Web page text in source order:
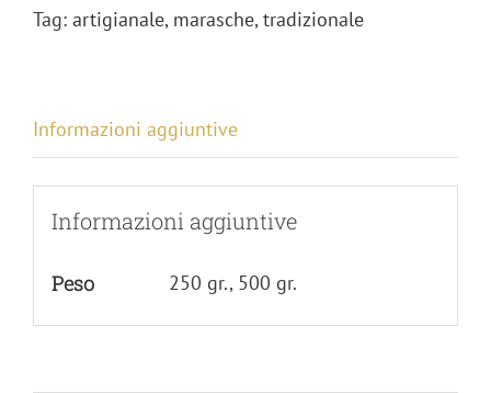
Tag: artigianale, marasche,tradizionale
Informazioni aggiuntive
Informazioni aggiuntive
Peso 250 gr., 500 gr.